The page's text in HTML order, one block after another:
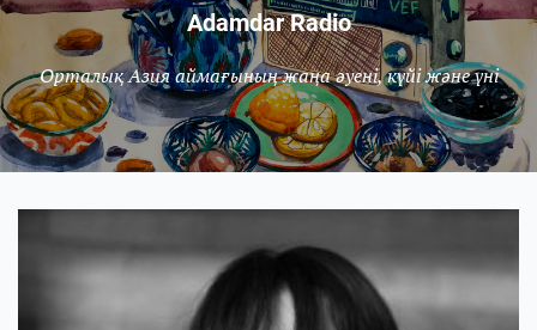
Adamdar Radio
Орталық Азия аймағының жаңа әуені, күйі және үні